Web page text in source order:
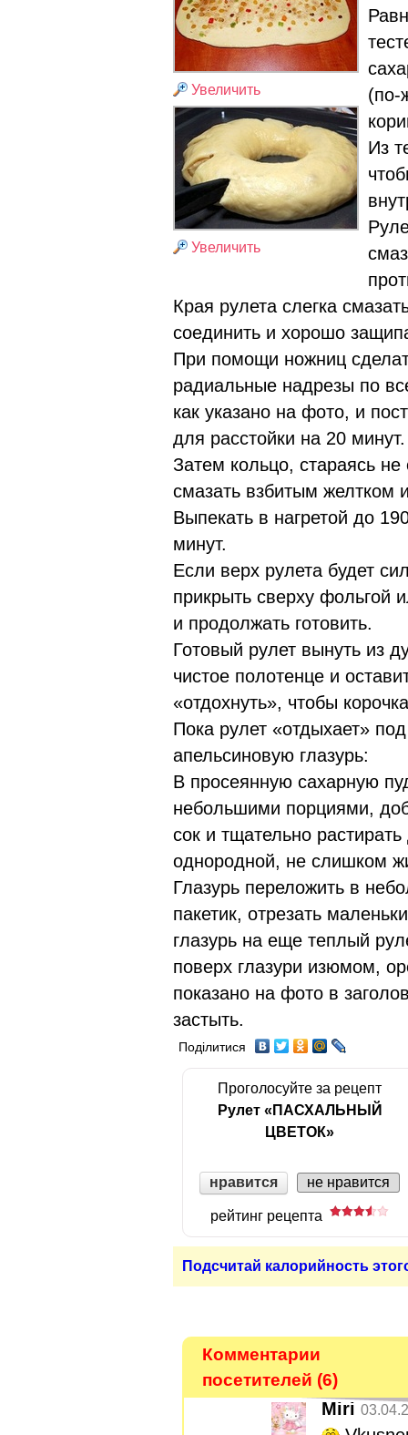
Увеличить
Увеличить
(по-
Из
Края рулета слегка
соединить и хорошо
При помощи ножниц
радиальные надрезы по
как указано на фото, и
для расстойки на 20 минут.
Затем кольцо, стараясь не
смазать взбитым желтком
Выпекать в нагретой до
минут.
Если верх рулета будет
прикрыть сверху фольгой
и продолжать готовить.
Готовый рулет вынуть из
чистое полотенце и
«отдохнуть», чтобы
Пока рулет «отдыхает»
апельсиновую глазурь:
В просеянную сахарную
небольшими порциями,
сок и тщательно
однородной, не слишком
Глазурь переложить в
пакетик, отрезать
глазурь на еще теплый
поверх глазури изюмом,
показано на фото в
застыть.
Поділитися
Проголосуйте за рецепт
Рулет «ПАСХАЛЬНЫЙ
ЦВЕТОК»
нравится не нравится
рейтинг рецепта
Подсчитай калорийность
Комментарии
посетителей (6)
Miri